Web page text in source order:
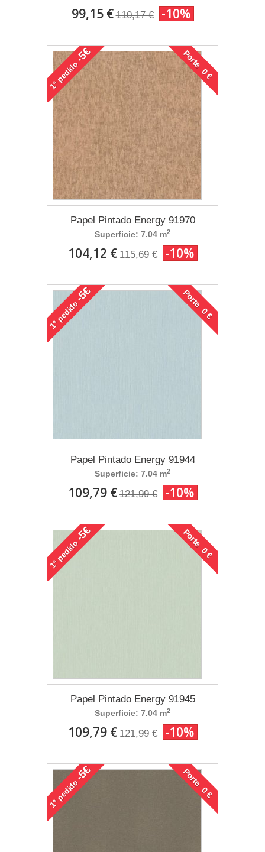
99,15 € 110,17 € -10%
1°
pedido
-5€ Porte 0 €
Papel Pintado Energy 91970
Superficie: 7.04 m2
104,12 € 115,69 € -10%
1°
pedido
-5€ Porte 0 €
Papel Pintado Energy 91944
Superficie: 7.04 m2
109,79 € 121,99 € -10%
1°
pedido
-5€ Porte 0 €
Papel Pintado Energy 91945
Superficie: 7.04 m2
109,79 € 121,99 € -10%
1°
pedido
-5€ Porte 0 €